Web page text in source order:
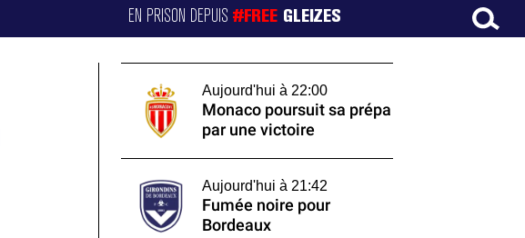
EN PRISON DEPUIS#FREE GLEIZES
Aujourd'hui à 22:00
Monaco poursuit sa prépa
par une victoire
Aujourd'hui à 21:42
Fumée noire pour
Bordeaux